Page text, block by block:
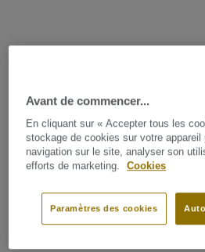
Avant de commencer...
En cliquant sur « Accepter tous les
stockage de cookies sur votre appareil
navigation sur le site, analyser son
efforts de marketing.
Cookies
Paramètres des cookies